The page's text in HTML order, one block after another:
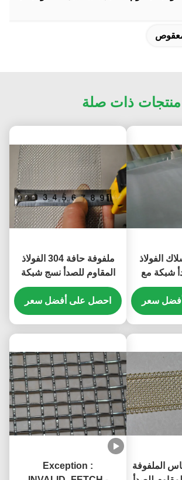
منتجات ذات صلة
الفولاذ
شبكة مع
المنسوجة
سعر
ملفوفة حافة 304 الفولاذ
المقاوم للصدأ نسج شبكة
سلكية 16 شبكة 90MM
العرض
احصل على أفضل سعر
الملفوفة
Exception :